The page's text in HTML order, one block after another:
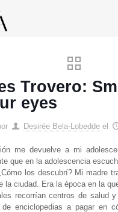
Trovero:
eyes
Desirée Bela-Lobedde el
me devuelve a mi
que en la adolescencia
los descubrí? Mi madre
la ciudad. Era la época en la
recorrían centros de salud
de enciclopedias a pagar en